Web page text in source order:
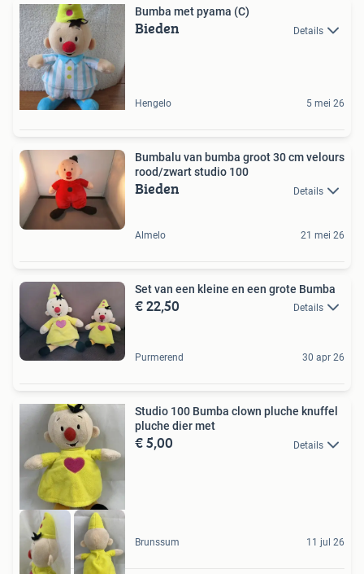
Bumba met pyama (C)
Bieden Details
Hengelo 5 mei 26
Bumbalu van bumba groot 30 cm velours
rood/zwart studio 100
Bieden Details
Almelo 21 mei 26
Set van een kleine en een grote Bumba
€ 22,50 Details
Purmerend 30 apr 26
Studio 100 Bumba clown pluche knuffel
pluche dier met
€ 5,00 Details
Brunssum 11 jul 26